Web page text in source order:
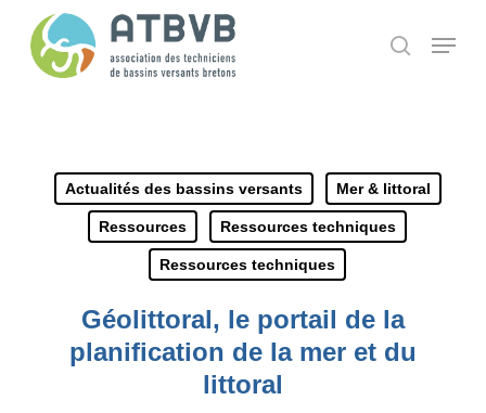
search
Menu
Actualités des bassins versants Mer & littoral
Ressources Ressources techniques
Ressources techniques
Géolittoral, le portail de la
planification de la mer et du
littoral
Panneau de gestion des cookies